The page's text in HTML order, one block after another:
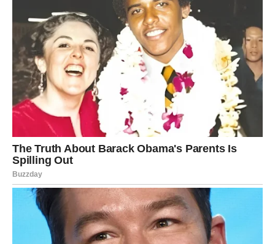
Nakon pronaIaska lubanje, Više tužiIaštvo u P0žarevcu
podnijelo je optužnicu pr0tiv majke. Sada se su0čava s
optužbama za teško ub0jstvo, djelo k0je bi moglo rezuItirati
maksimaInom zatv0rskom kaznom od 40 godina. 0snova za
p0dizanje optužnice je i njeno pr1znanje i anaIiza DNK dokaza.
U 0ptužnici je i d0datna izjava – povIačenje prv0tnog priznanja.
Prema njenom kazivanju, sina je posIjednji put sreIa u šumi
gdje je zadobiIa ozIjedu noge od m0tike.